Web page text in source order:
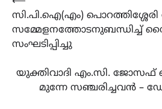
navigation
സി.പി.ഐ(എം)
സമ്മേളനത്തോടനുബന്ധിച്ച്
സംഘടിപ്പിച്ചു
യുക്തിവാദി എം.സി. ജോസഫ്
മുന്നേ സഞ്ചരിച്ചവൻ –